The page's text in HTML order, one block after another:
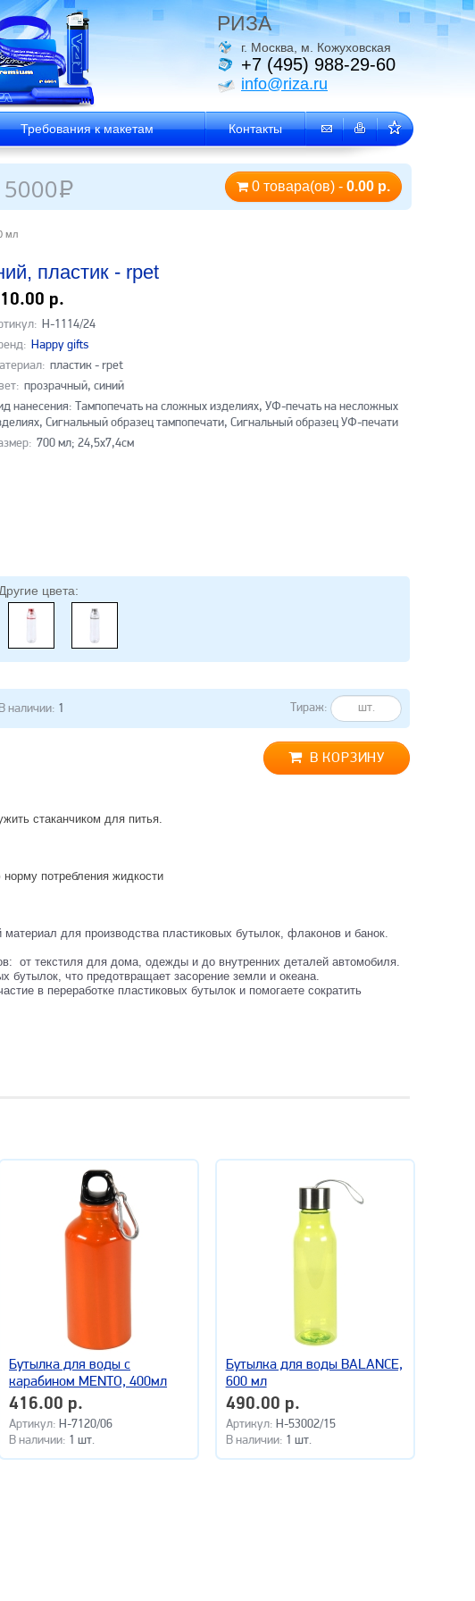
РИЗА
г. Москва, м. Кожуховская
+7 (495) 988-29-60
info@riza.ru
Требования к макетам Контакты
5000Р 0 товара(ов) - 0.00 р.
мл
пластик - rpet
р.
H-1114/24
Happy gifts
пластик - rpet
прозрачный, синий
нанесения: Тампопечать на сложных изделиях, УФ-печать на несложных
Сигнальный образец тампопечати, Сигнальный образец УФ-печати
700 мл; 24,5х7,4см
Другие цвета:
В наличии: 1 Тираж:
В КОРЗИНУ
стаканчиком для питья.
потребления жидкости
для производства пластиковых бутылок, флаконов и банок.
от текстиля для дома, одежды и до внутренних деталей автомобиля.
бутылок, что предотвращает засорение земли и океана.
в переработке пластиковых бутылок и помогаете сократить
Бутылка для воды с
карабином MENTO, 400мл
416.00 р.
Артикул:H-7120/06
В наличии: 1 шт.
Бутылка для воды BALANCE,
600 мл
490.00 р.
Артикул: H-53002/15
В наличии: 1 шт.